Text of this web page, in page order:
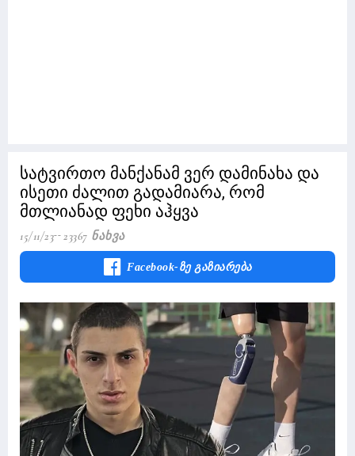
სატვირთო მანქანამ ვერ დამინახა და
ისეთი ძალით გადამიარა, რომ
მთლიანად ფეხი აჰყვა
15/11/23 23367 Ნახვა
Facebook-Ზე Გაზიარება